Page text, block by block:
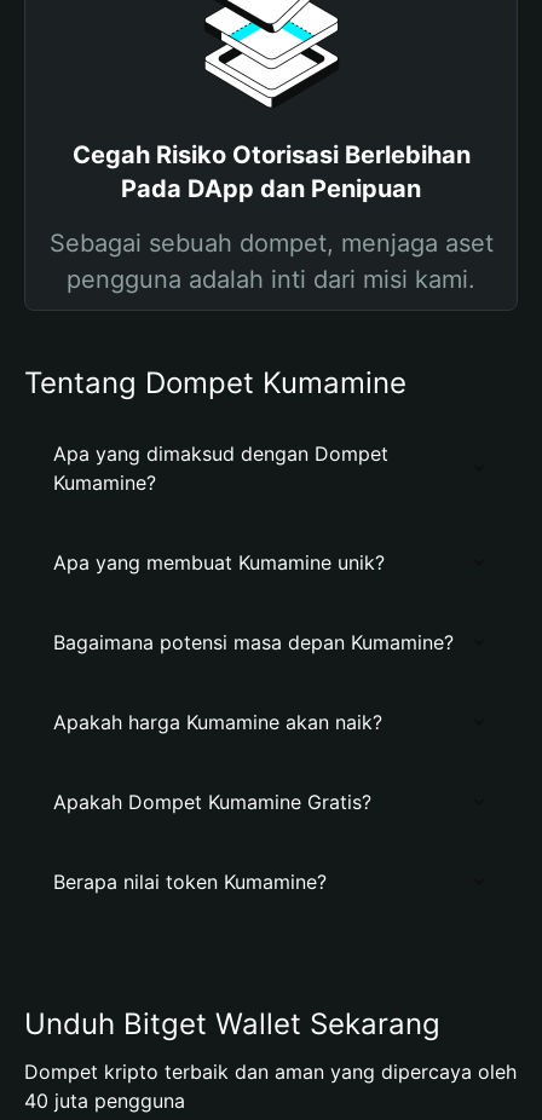
Cegah Risiko Otorisasi Berlebihan
Pada DApp dan Penipuan
Sebagai sebuah dompet, menjaga aset
pengguna adalah inti dari misi kami.
Tentang Dompet Kumamine
Apa yang dimaksud dengan Dompet
Kumamine?
Apa yang membuat Kumamine unik?
Bagaimana potensi masa depan Kumamine?
Apakah harga Kumamine akan naik?
Apakah Dompet Kumamine Gratis?
Berapa nilai token Kumamine?
Unduh Bitget Wallet Sekarang
Dompet kripto terbaik dan aman yang dipercaya oleh
40 juta pengguna